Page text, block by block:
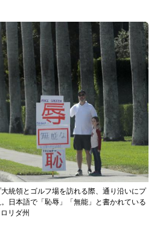
統領とゴルフ場を訪れる際、通り沿いにプ
日本語で「恥辱」「無能」と書かれている
リダ州